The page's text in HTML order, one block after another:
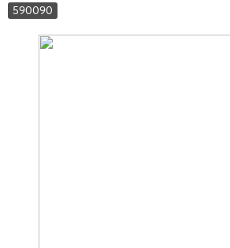
590090